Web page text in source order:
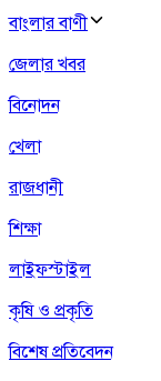
বাংলার বাণী
জেলার খবর
বিনোদন
খেলা
রাজধানী
শিক্ষা
লাইফস্টাইল
কৃষি ও প্রকৃতি
বিশেষ প্রতিবেদন